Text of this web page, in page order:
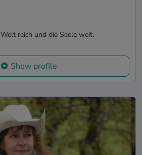
reich und die Seele weit.
Show profile